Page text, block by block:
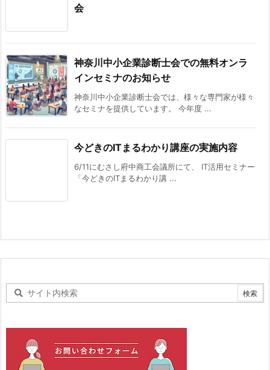
会
神奈川中小企業診断士会での無料オンラ
インセミナのお知らせ
神奈川中小企業診断士会では、様々な専門家が様々
なセミナを提供しています。 今年度 ...
今どきのITまるわかり講座の実施内容
6/11にむさし府中商工会議所にて、 IT活用セミナー
「今どきのITまるわかり講 ...